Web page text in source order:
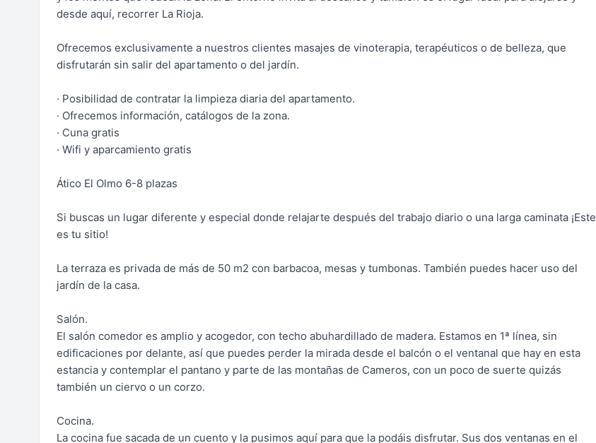
desde aquí, recorrer La Rioja.
Ofrecemos exclusivamente a nuestros clientes masajes de vinoterapia, terapéuticos o de belleza, que
disfrutarán sin salir del apartamento o del jardín.
· Posibilidad de contratar la limpieza diaria del apartamento.
· Ofrecemos información, catálogos de la zona.
· Cuna gratis
· Wifi y aparcamiento gratis
Ático El Olmo 6-8 plazas
Si buscas un lugar diferente y especial donde relajarte después del trabajo diario o una larga caminata ¡Este
es tu sitio!
La terraza es privada de más de 50 m2 con barbacoa, mesas y tumbonas. También puedes hacer uso del
jardín de la casa.
Salón.
El salón comedor es amplio y acogedor, con techo abuhardillado de madera. Estamos en 1ª línea, sin
edificaciones por delante, así que puedes perder la mirada desde el balcón o el ventanal que hay en esta
estancia y contemplar el pantano y parte de las montañas de Cameros, con un poco de suerte quizás
también un ciervo o un corzo.
Cocina.
La cocina fue sacada de un cuento y la pusimos aquí para que la podáis disfrutar. Sus dos ventanas en el